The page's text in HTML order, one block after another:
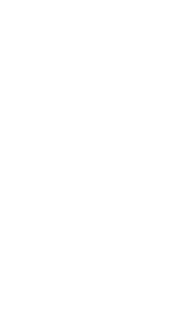
del
de los Arcos #767, Colonia